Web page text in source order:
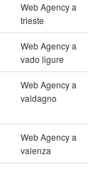
Web Agency a
trieste
Web Agency a
vado ligure
Web Agency a
valdagno
Web Agency a
valenza